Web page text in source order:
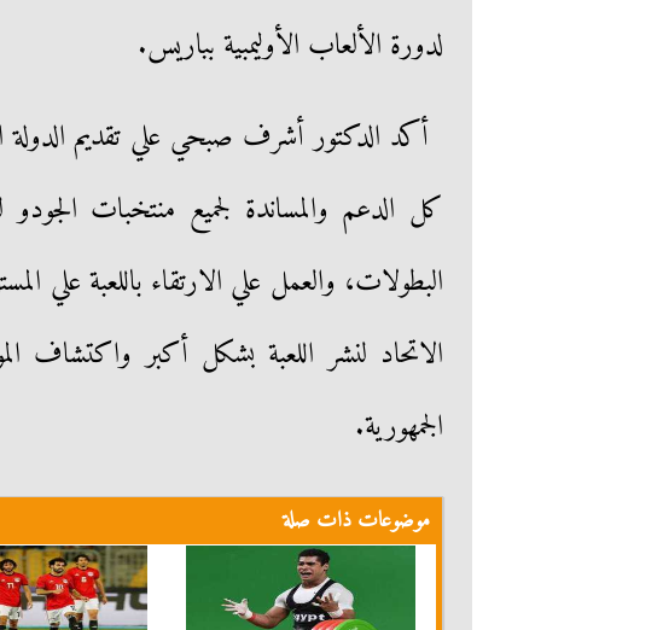
لدورة الألعاب الأوليمبية بباريس.
أكد الدكتور أشرف صبحي علي تقديم الدولة
كل الدعم والمساندة لجميع منتخبات
البطولات، والعمل علي الارتقاء باللعبة علي
الاتحاد لنشر اللعبة بشكل أكبر واكتشاف
الجمهورية.
موضوعات ذات صلة